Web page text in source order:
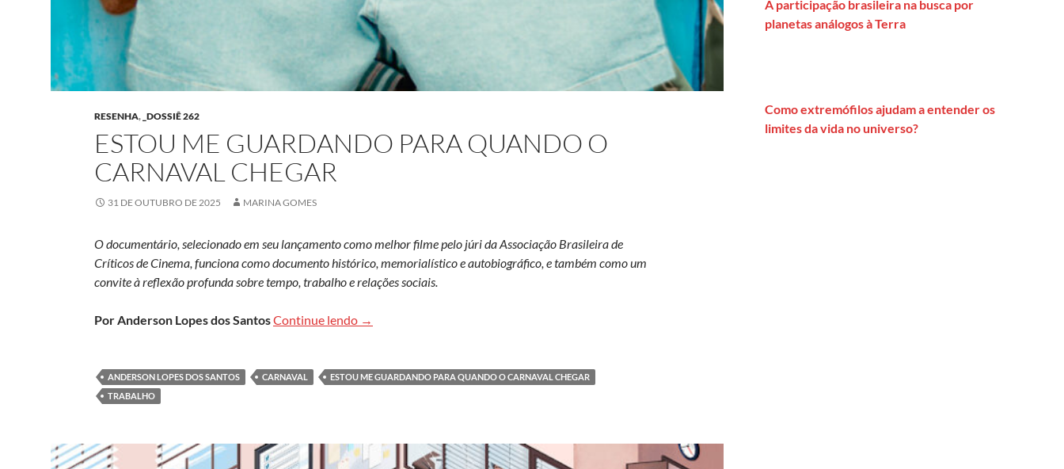
RESENHA, _DOSSIÊ 262
ESTOU ME GUARDANDO PARA QUANDO O
CARNAVAL CHEGAR
31 DE OUTUBRO DE 2025 MARINA GOMES
O documentário, selecionado em seu lançamento como melhor filme pelo júri da Associação Brasileira de
Críticos de Cinema, funciona como documento histórico, memorialístico e autobiográfico, e também como um
convite à reflexão profunda sobre tempo, trabalho e relações sociais.
Por Anderson Lopes dos SantosContinue lendo Estou me guardando para quando o Carnaval chegar
→
ANDERSON LOPES DOS SANTOS CARNAVAL
ESTOU ME GUARDANDO PARA QUANDO O CARNAVAL CHEGAR
TRABALHO
A participação brasileira na busca por
planetas análogos à Terra
Como extremófilos ajudam a entender os
limites da vida no universo?